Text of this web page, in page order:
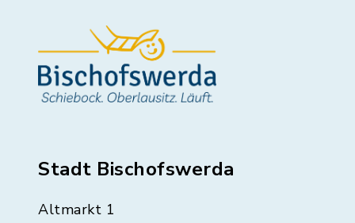
Stadt Bischofswerda
Altmarkt 1